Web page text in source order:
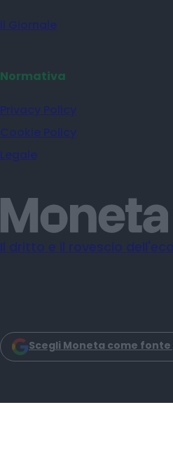
il Giornale
Normativa
Privacy Policy
Cookie Policy
Legale
Il dritto e il rovescio
Scegli Moneta come